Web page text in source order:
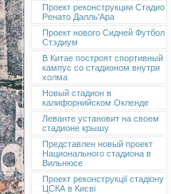
Проект реконструкции Стадио
Ренато Далль'Ара
Проект нового Сидней Футбол
Стэдиум
В Китае построят спортивный
кампус со стадионом внутри
холма
Новый стадион в
калифорнийском Окленде
Леванте установит на своем
стадионе крышу
Представлен новый проект
Национального стадиона в
Вильнюсе
Проект реконструкції стадіону
ЦСКА в Києві